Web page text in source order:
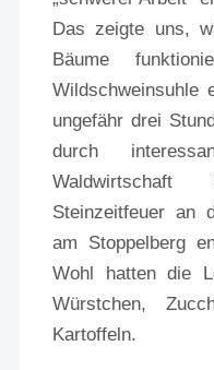
Das zeigte uns,
Bäume
Wildschweinsuhle
ungefähr drei
durch
Steinzeitfeuer an
am Stoppelberg
Wohl hatten die
Würstchen,
Kartoffeln.